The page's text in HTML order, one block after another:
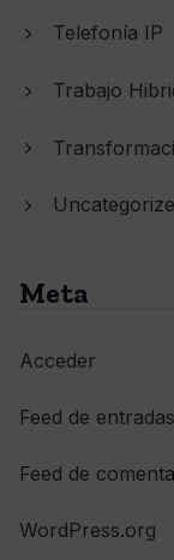
Telefonía IP
Trabajo
Meta
Acceder
Feed de entradas
Feed de
WordPress.org